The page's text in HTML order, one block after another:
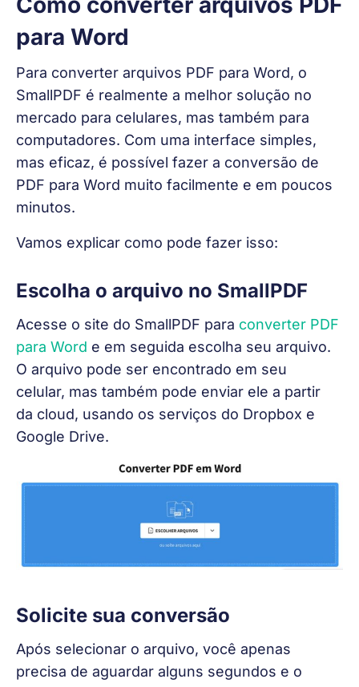
para Word
Para converter arquivos PDF para Word, o
SmallPDF é realmente a melhor solução no
mercado para celulares, mas também para
computadores. Com uma interface simples,
mas eficaz, é possível fazer a conversão de
PDF para Word muito facilmente e em poucos
minutos.
Vamos explicar como pode fazer isso:
Escolha o arquivo no SmallPDF
Acesse o site do SmallPDF para converter PDF
para Word e em seguida escolha seu arquivo.
O arquivo pode ser encontrado em seu
celular, mas também pode enviar ele a partir
da cloud, usando os serviços do Dropbox e
Google Drive.
Solicite sua conversão
Após selecionar o arquivo, você apenas
precisa de aguardar alguns segundos e o